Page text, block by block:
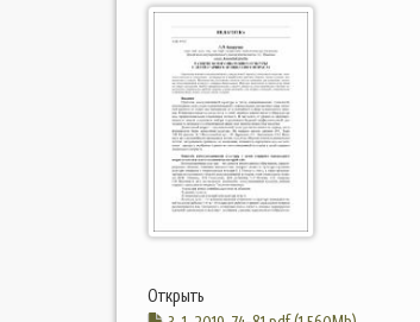
Открыть